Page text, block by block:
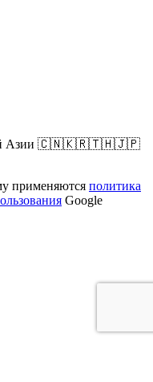
всей Азии 🇨🇳🇰🇷🇹🇭🇯🇵
применяются политика
Google